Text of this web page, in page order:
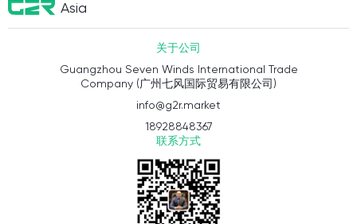
Asia
关于公司
Guangzhou Seven Winds International Trade
Company (广州七风国际贸易有限公司)
info@g2r.market
18928848367
联系方式